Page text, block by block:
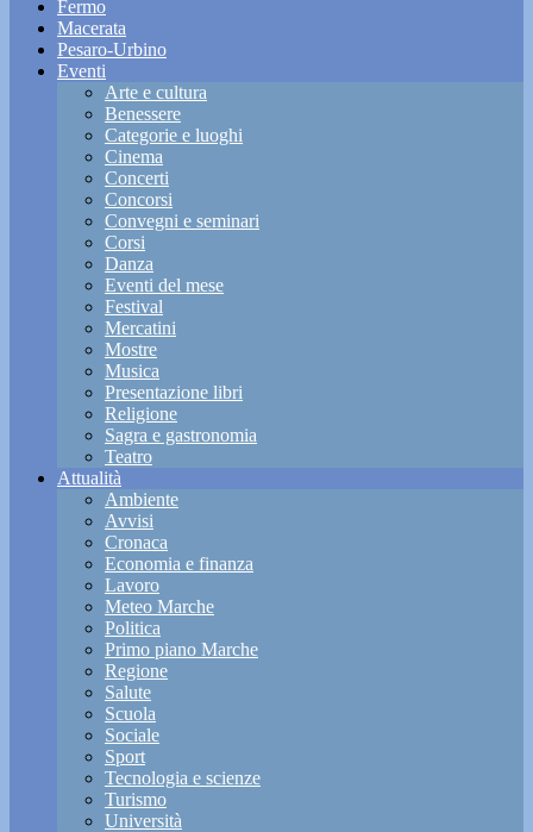
Fermo
Macerata
Pesaro-Urbino
Eventi
Arte e cultura
Benessere
Categorie e luoghi
Cinema
Concerti
Concorsi
Convegni e seminari
Corsi
Danza
Eventi del mese
Festival
Mercatini
Mostre
Musica
Presentazione libri
Religione
Sagra e gastronomia
Teatro
Attualità
Ambiente
Avvisi
Cronaca
Economia e finanza
Lavoro
Meteo Marche
Politica
Primo piano Marche
Regione
Salute
Scuola
Sociale
Sport
Tecnologia e scienze
Turismo
Università